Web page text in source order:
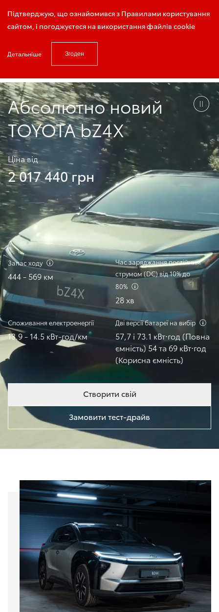
Підтверджую, що ознайомився з Правилами користування
сайтом, і погоджуєтеся на використання файлів cookie
Детальніше Згоден
Записатись на тест-драйв
Абсолютно новий
TOYOTA bZ4X
Ціна від
2 017 440 грн
Створити свій
Замовити тест-драйв
Запас ходу
444 - 569 км
Час заряджання постійним
струмом (DC) від 10% до
80%
28 хв
Споживання електроенергії
13.9 - 14.5 кВт-год/км
Дві версії батареї на вибір
57,7 і 73.1 кВт⋅год (Повна
ємність) 54 та 69 кВт⋅год
(Корисна ємність)